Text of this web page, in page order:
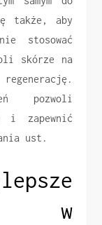
także, aby
stosować
skórze na
pozwoli
i zapewnić
ust.
w